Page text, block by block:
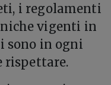
i regolamenti
vigenti in
sono in ogni
rispettare.